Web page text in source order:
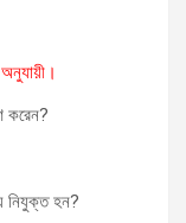
করেন?
নিযুক্ত হন?